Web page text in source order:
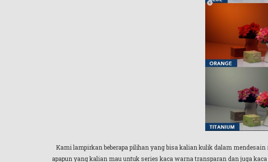
Kami lampirkan beberapa pilihan yang bisa kalian kulik dalam
apapun yang kalian mau untuk series kaca warna transparan dan juga